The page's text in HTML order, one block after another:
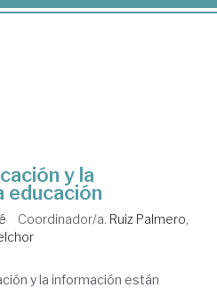
y la
educación
Coordinador/a. Ruiz Palmero,
y la información están